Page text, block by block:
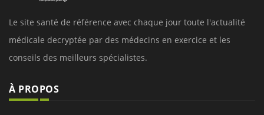
Le site santé de référence avec chaque jour toute l'actualité
médicale decryptée par des médecins en exercice et les
conseils des meilleurs spécialistes.
À PROPOS